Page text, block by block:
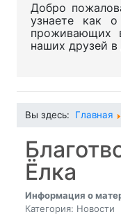
Добро
узнаете как о
проживающих
наших друзей в
Вы здесь: Главная
Ёлка
Информация о
Категория: Новости